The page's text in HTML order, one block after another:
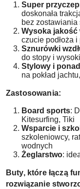
Super
doskonała
bez zostawiania
Wysoka jakość
czucie podłoża i
Sznurówki
do stopy i
Stylowy i
na pokład
Zastosowania:
Board sports:
Kitesurfing, Tiki
Wsparcie i
szkoleniowcy,
wodnych
Żeglarstwo:
Buty, które łączą
rozwiązanie